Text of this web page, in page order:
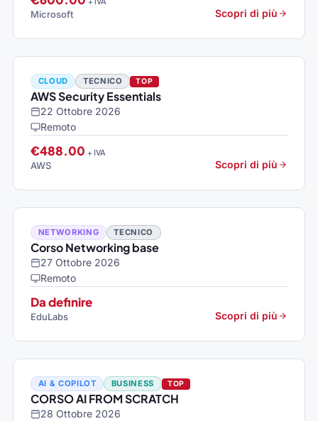
Microsoft Scopri di più
CLOUD TECNICO TOP
AWS Security Essentials
22 Ottobre 2026
Remoto
€488.00 + IVA
AWS Scopri di più
NETWORKING TECNICO
Corso Networking base
27 Ottobre 2026
Remoto
Da definire
EduLabs Scopri di più
AI & COPILOT BUSINESS TOP
CORSO AI FROM SCRATCH
28 Ottobre 2026